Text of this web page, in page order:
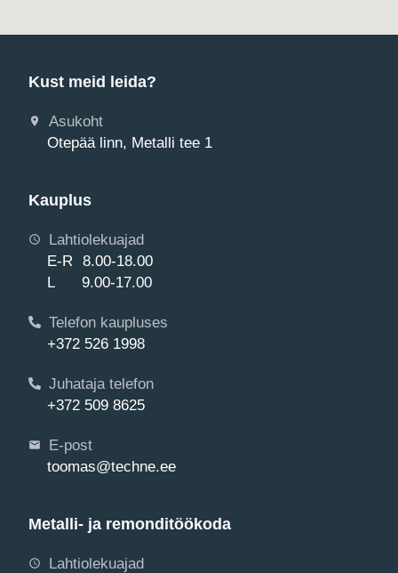
Kust meid leida?
Asukoht
Otepää linn, Metalli tee 1
Kauplus
Lahtiolekuajad
E-R 8.00-18.00
L 9.00-17.00
Telefon kaupluses
+372 526 1998
Juhataja telefon
+372 509 8625
E-post
toomas@techne.ee
Metalli- ja remonditöökoda
Lahtiolekuajad